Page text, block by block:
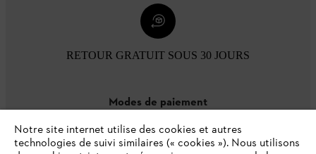
RETOUR GRATUIT SOUS 30 JOURS
Modes de paiement
Notre site internet utilise des cookies et autres
technologies de suivi similaires (« cookies »). Nous utilisons